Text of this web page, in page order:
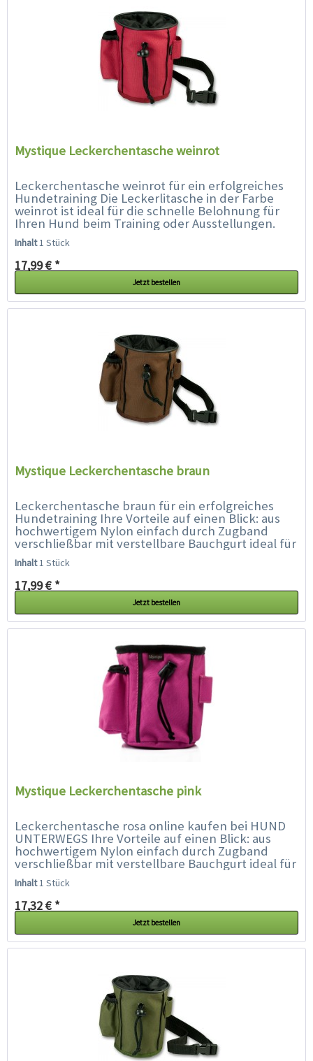
Mystique Leckerchentasche weinrot
Leckerchentasche weinrot für ein erfolgreiches
Hundetraining Die Leckerlitasche in der Farbe
weinrot ist ideal für die schnelle Belohnung für
Ihren Hund beim Training oder Ausstellungen.
Der wasserdichte Beutel hat...
Inhalt1 Stück
17,99 € *
Jetzt bestellen
Mystique Leckerchentasche braun
Leckerchentasche braun für ein erfolgreiches
Hundetraining Ihre Vorteile auf einen Blick: aus
hochwertigem Nylon einfach durch Zugband
verschließbar mit verstellbare Bauchgurt ideal für
Leckerlies...
Inhalt1 Stück
17,99 € *
Jetzt bestellen
Mystique Leckerchentasche pink
Leckerchentasche rosa online kaufen bei HUND
UNTERWEGS Ihre Vorteile auf einen Blick: aus
hochwertigem Nylon einfach durch Zugband
verschließbar mit verstellbare Bauchgurt ideal für
Leckerlies und...
Inhalt1 Stück
17,32 € *
Jetzt bestellen